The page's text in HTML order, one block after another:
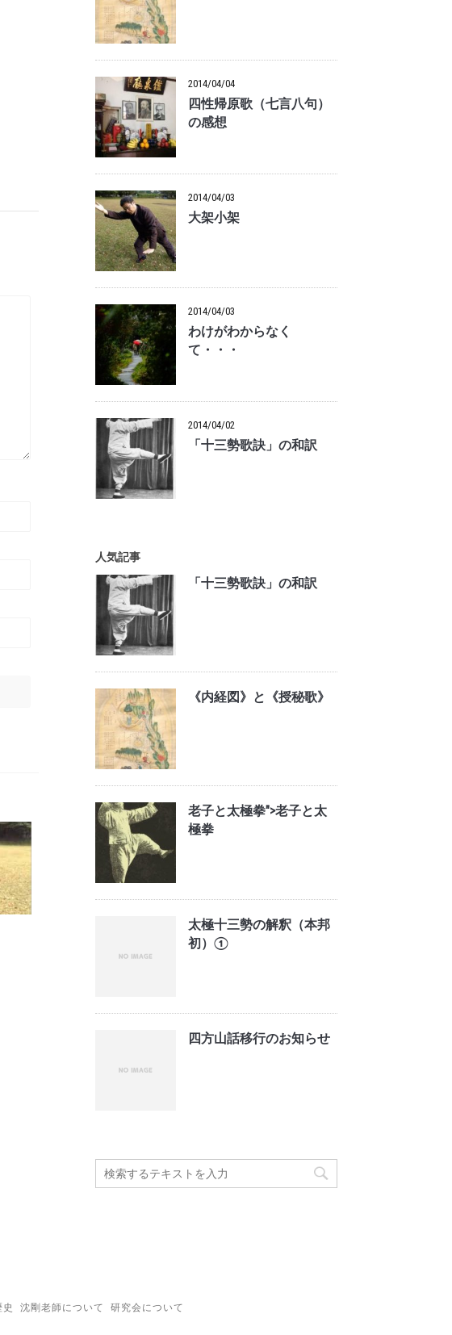
2014/04/04
四性帰原歌（七言八句）
の感想
2014/04/03
大架小架
2014/04/03
わけがわからなく
て・・・
2014/04/02
「十三勢歌訣」の和訳
人気記事
「十三勢歌訣」の和訳
《内経図》と《授秘歌》
老子と太極拳">老子と太
極拳
太極十三勢の解釈（本邦
初）①
四方山話移行のお知らせ
沈剛老師について 研究会について